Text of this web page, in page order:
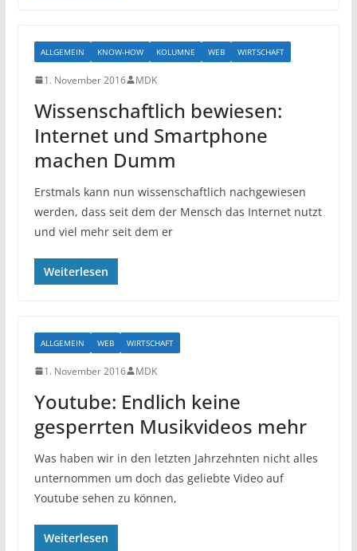
ALLGEMEIN KNOW-HOW KOLUMNE WEB WIRTSCHAFT
1. November 2016 MDK
Wissenschaftlich bewiesen:
Internet und Smartphone
machen Dumm
Erstmals kann nun wissenschaftlich nachgewiesen
werden, dass seit dem der Mensch das Internet nutzt
und viel mehr seit dem er
Weiterlesen
ALLGEMEIN WEB WIRTSCHAFT
1. November 2016 MDK
Youtube: Endlich keine
gesperrten Musikvideos mehr
Was haben wir in den letzten Jahrzehnten nicht alles
unternommen um doch das geliebte Video auf
Youtube sehen zu können,
Weiterlesen